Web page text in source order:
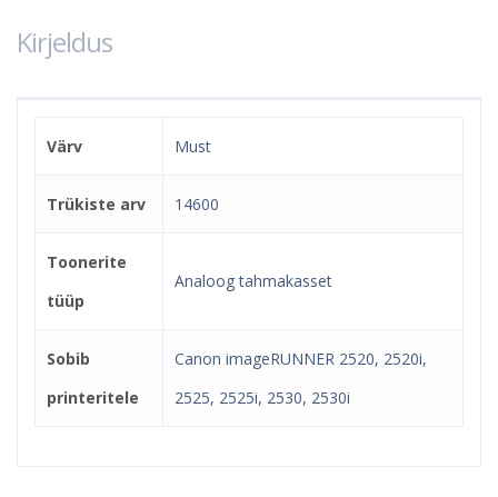
Kirjeldus
Värv Must
Trükiste arv 14600
Toonerite
tüüp
Analoog tahmakasset
Sobib
printeritele
Canon imageRUNNER 2520, 2520i,
2525, 2525i, 2530, 2530i